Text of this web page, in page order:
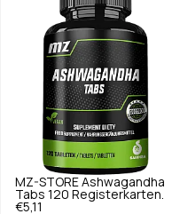
MZ-STORE Ashwagandha
Tabs 120 Registerkarten.
€5,11